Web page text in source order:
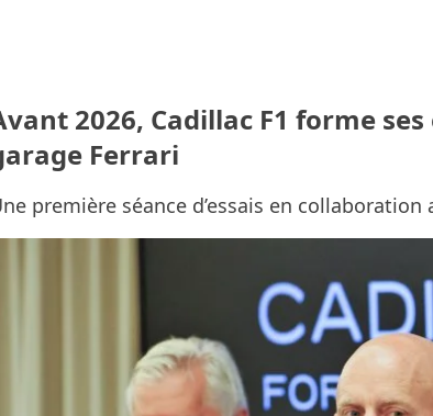
2026, Cadillac F1 forme
Ferrari
première séance d’essais en collaboration